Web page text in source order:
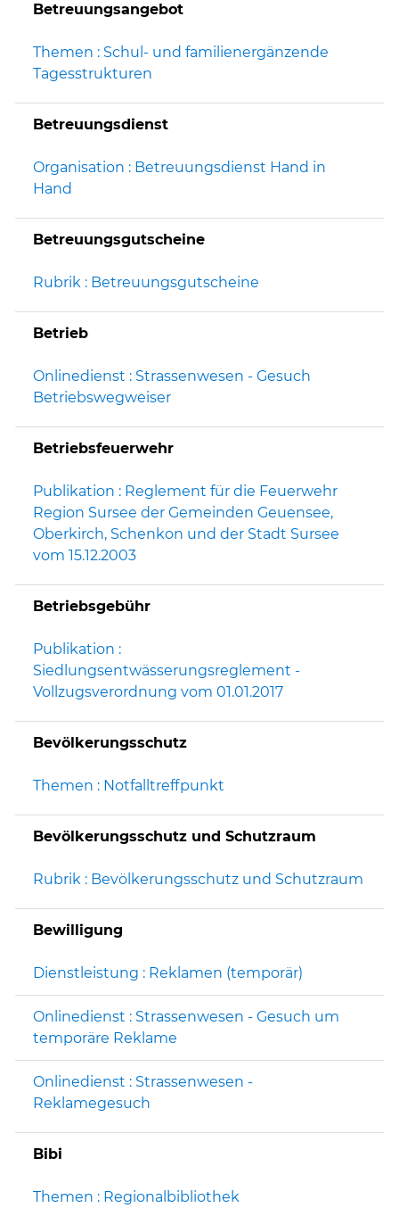
Betreuungsangebot
Themen : Schul- und familienergänzende
Tagesstrukturen
Betreuungsdienst
Organisation : Betreuungsdienst Hand in
Hand
Betreuungsgutscheine
Rubrik : Betreuungsgutscheine
Betrieb
Onlinedienst : Strassenwesen - Gesuch
Betriebswegweiser
Betriebsfeuerwehr
Publikation : Reglement für die Feuerwehr
Region Sursee der Gemeinden Geuensee,
Oberkirch, Schenkon und der Stadt Sursee
vom 15.12.2003
Betriebsgebühr
Publikation :
Siedlungsentwässerungsreglement -
Vollzugsverordnung vom 01.01.2017
Bevölkerungsschutz
Themen : Notfalltreffpunkt
Bevölkerungsschutz und Schutzraum
Rubrik : Bevölkerungsschutz und Schutzraum
Bewilligung
Dienstleistung : Reklamen (temporär)
Onlinedienst : Strassenwesen - Gesuch um
temporäre Reklame
Onlinedienst : Strassenwesen -
Reklamegesuch
Bibi
Themen : Regionalbibliothek